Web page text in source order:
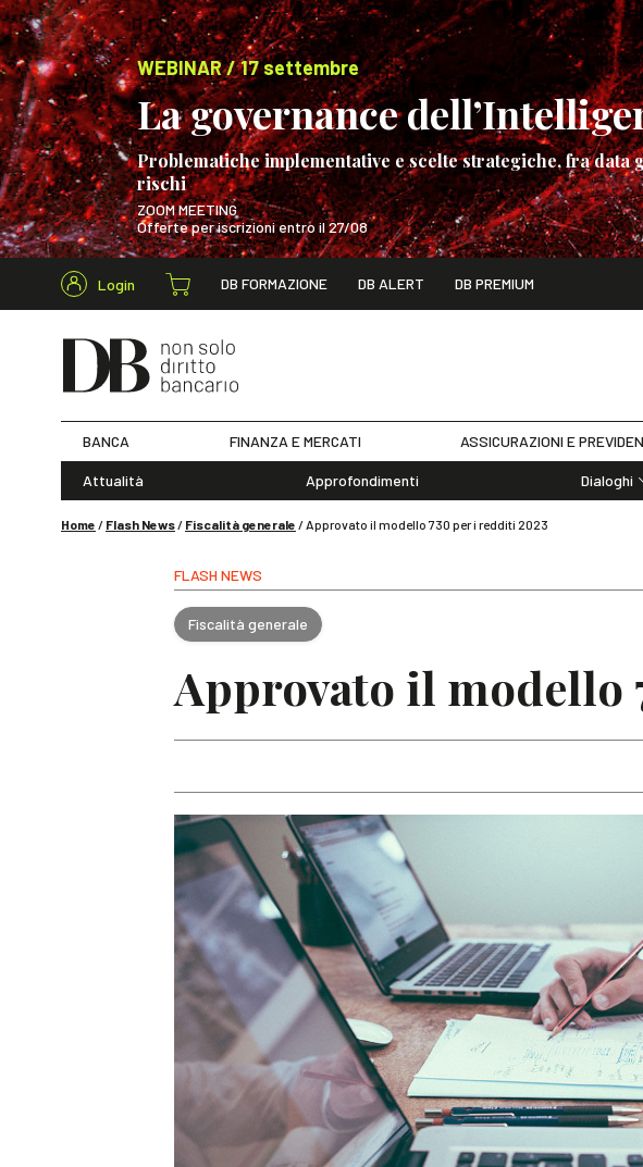
WEBINAR / 17 settembre
La governance
Problematiche implementative e scelte strategiche, fra
rischi
ZOOM MEETING
Offerte per iscrizioni entro il 27/08
WEBINAR / 17 settembre
Login DB FORMAZIONE DB ALERT DB PREMIUM
Cerca nel sito
BANCA FINANZA E MERCATI ASSICURAZIONI E
Attualità Approfondimenti
Dialoghi
Home / Flash News/ Fiscalità generale /Approvato il modello 730 per i redditi 2023
FLASH NEWS
Fiscalità generale
Approvato il modello